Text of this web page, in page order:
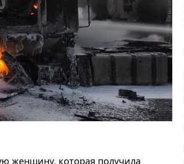
женщину, которая получила